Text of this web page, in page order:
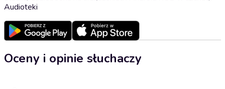
Audioteki
Oceny i opinie słuchaczy